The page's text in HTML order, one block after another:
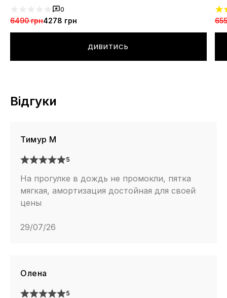
0
6490 грн4278 грн
ДИВИТИСЬ
Відгуки
Тимур М
5
На прогулке в дождь не промокли, пятка
мягкая, амортизация достойная для своей
цены
29/07/26
Олена
5